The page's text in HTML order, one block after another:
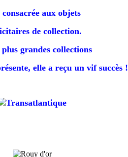
aux objets
de collection.
plus grandes collections
elle a reçu un vif succès !